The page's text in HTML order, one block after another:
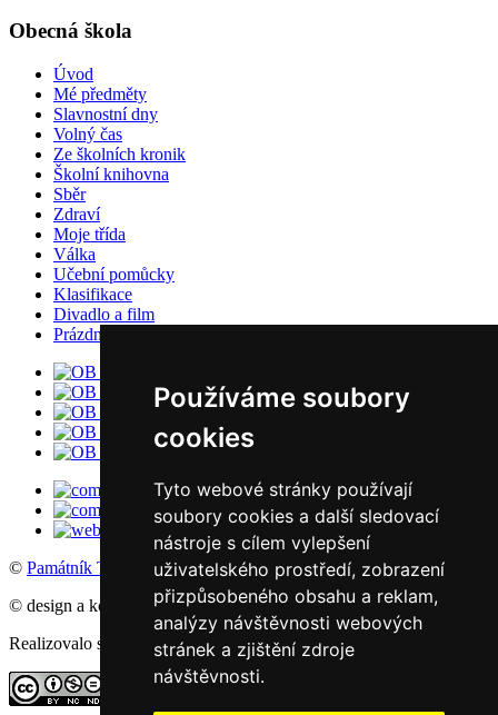
Používáme soubory
cookies
Tyto webové stránky používají
soubory cookies a další sledovací
nástroje s cílem vylepšení
uživatelského prostředí, zobrazení
přizpůsobeného obsahu a reklam,
analýzy návštěvnosti webových
stránek a zjištění zdroje
návštěvnosti.
Obecná škola
Úvod
Mé předměty
Slavnostní dny
Volný čas
Ze školních kronik
Školní knihovna
Sběr
Zdraví
Moje třída
Válka
Učební pomůcky
Klasifikace
Divadlo a film
Prázdniny
© Památník Terezín
, 2016
© design a koncept: agemy s.r.o,Studio ThD, 2011
Realizovalo studio:
WebSite21